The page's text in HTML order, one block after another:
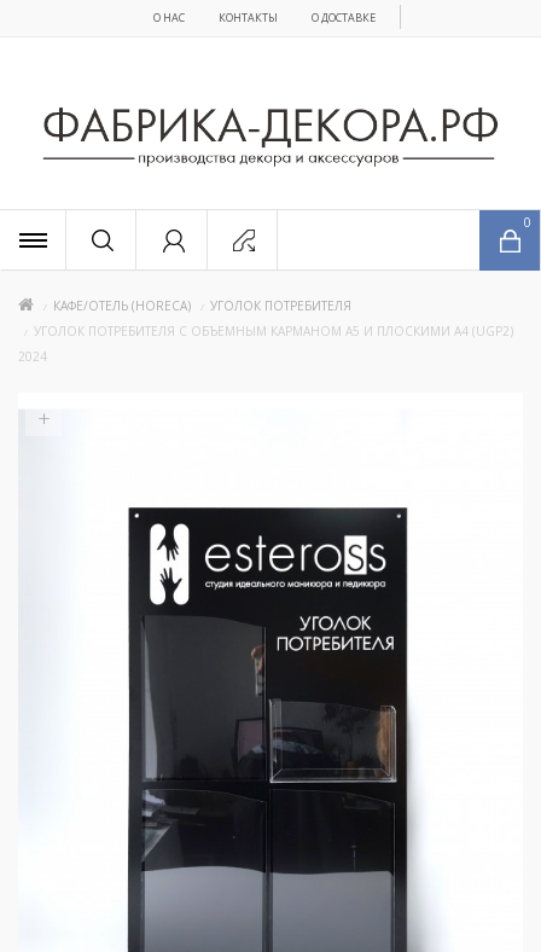
О НАС КОНТАКТЫ О ДОСТАВКЕ
0
КАФЕ/ОТЕЛЬ (HORECA)
УГОЛОК ПОТРЕБИТЕЛЯ
УГОЛОК ПОТРЕБИТЕЛЯ С ОБЪЕМНЫМ КАРМАНОМ А5 И ПЛОСКИМИ А4 (UGP2)
2024
+